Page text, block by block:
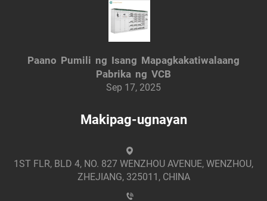
Paano Pumili ng Isang Mapagkakatiwalaang
Pabrika ng VCB
Sep 17, 2025
Makipag-ugnayan
1ST FLR, BLD 4, NO. 827 WENZHOU AVENUE, WENZHOU,
ZHEJIANG, 325011, CHINA